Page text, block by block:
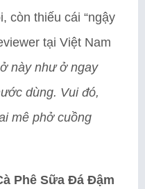
còn thiếu cái “ngậy
tại Việt Nam
này như ở ngay
dùng. Vui đó,
mê phở cuồng
Phê Sữa Đá Đậm